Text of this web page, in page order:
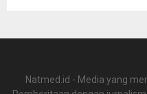
Natmed.id - Media yang